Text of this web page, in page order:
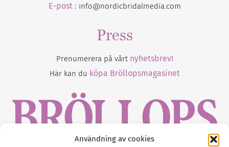
Användning av cookies
E-post : info@nordicbridalmedia.com
Press
Prenumerera på vårt nyhetsbrev!
Här kan du köpa Bröllopsmagasinet